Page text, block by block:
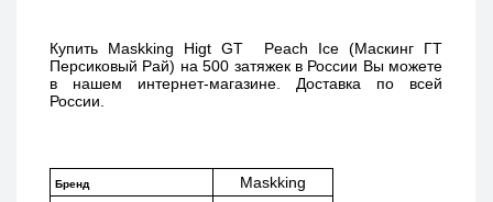
Купить Maskking Higt GT  Peach Ice (Маскинг ГТ
Персиковый Рай) на 500 затяжек в России Вы можете
в нашем интернет-магазине. Доставка по всей
России.
Бренд Maskking